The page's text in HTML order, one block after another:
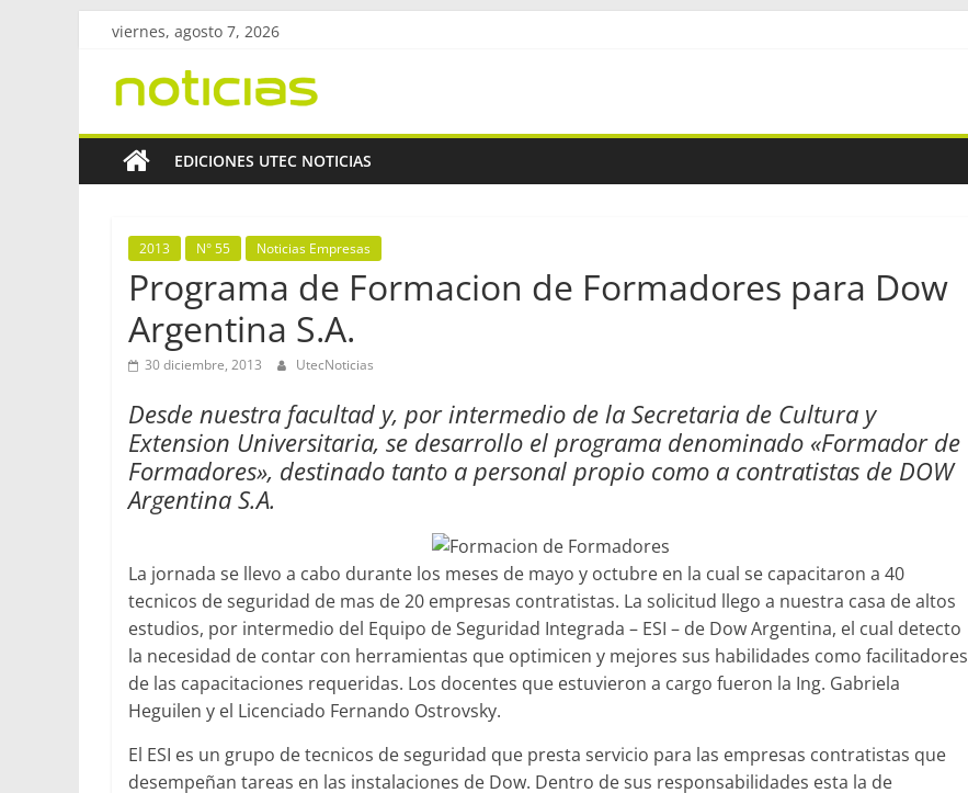
Saltar
contenido
viernes, agosto 7, 2026
Revista
UtecNoticias
Bahía
Blanca
UTN
EDICIONES UTEC NOTICIAS
2013 N° 55 Noticias Empresas
Programa de Formacion de Formadores para Dow
Argentina S.A.
30 diciembre, 2013 UtecNoticias
Desde nuestra facultad y, por intermedio de la Secretaria de Cultura y
Extension Universitaria, se desarrollo el programa denominado «Formador de
Formadores», destinado tanto a personal propio como a contratistas de DOW
Argentina S.A.
La jornada se llevo a cabo durante los meses de mayo y octubre en la cual se capacitaron a 40
tecnicos de seguridad de mas de 20 empresas contratistas. La solicitud llego a nuestra casa de altos
estudios, por intermedio del Equipo de Seguridad Integrada – ESI – de Dow Argentina, el cual detecto
la necesidad de contar con herramientas que optimicen y mejores sus habilidades como facilitadores
de las capacitaciones requeridas. Los docentes que estuvieron a cargo fueron la Ing. Gabriela
Heguilen y el Licenciado Fernando Ostrovsky.
El ESI es un grupo de tecnicos de seguridad que presta servicio para las empresas contratistas que
desempeñan tareas en las instalaciones de Dow. Dentro de sus responsabilidades esta la de